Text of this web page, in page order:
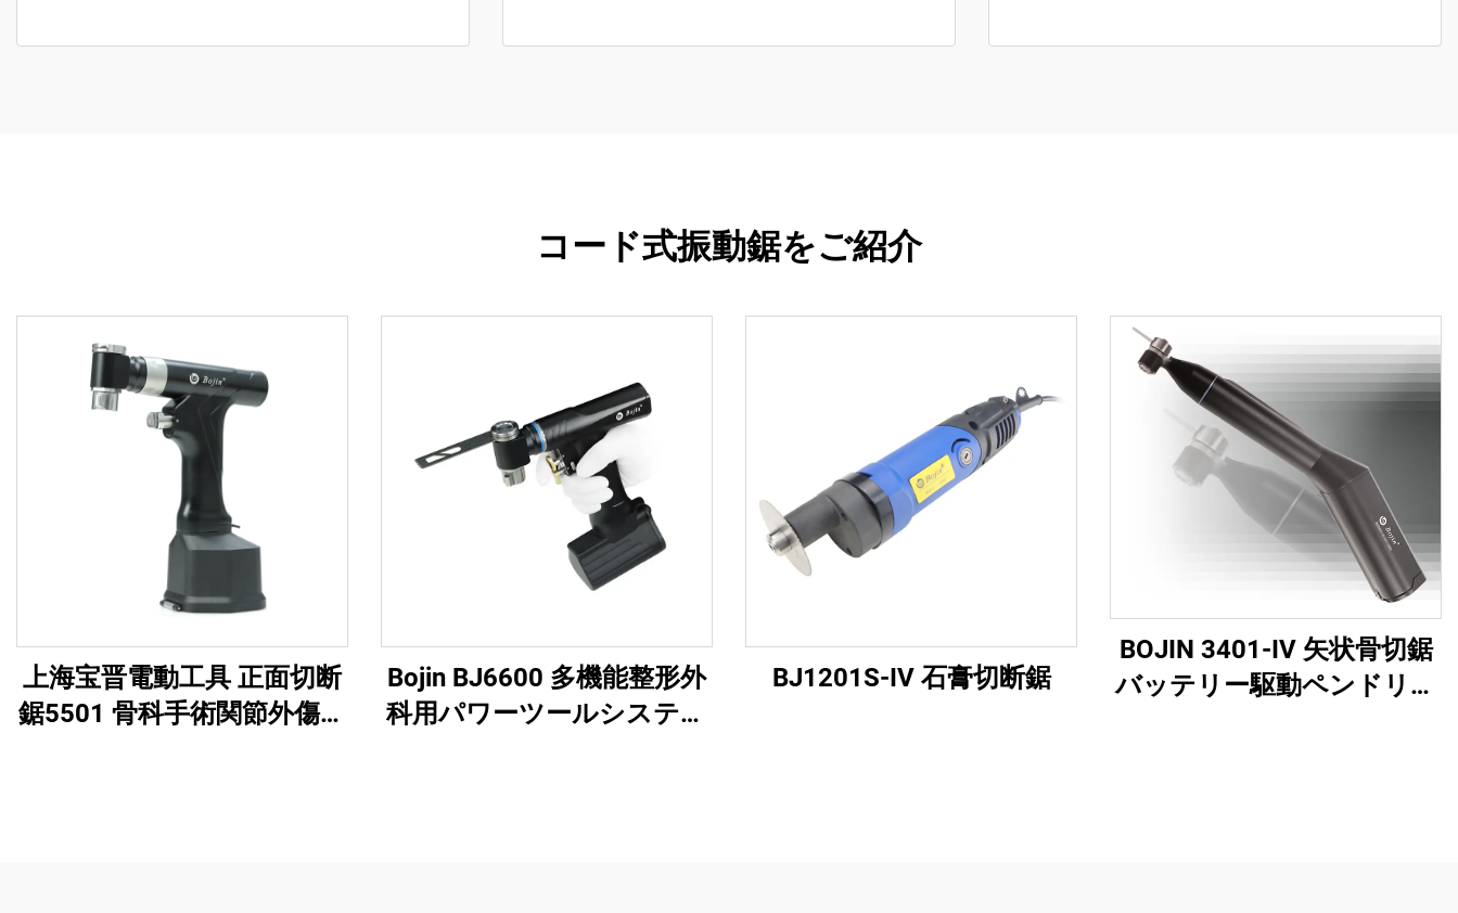
コード式振動鋸をご紹介
上海宝晋電動工具 正面切断
鋸5501 骨科手術関節外傷用
Bojin BJ6600 多機能整形外
科用パワーツールシステム
BJ1201S-IV 石膏切断鋸
BOJIN 3401-IV 矢状骨切鋸
バッテリー駆動ペンドリル